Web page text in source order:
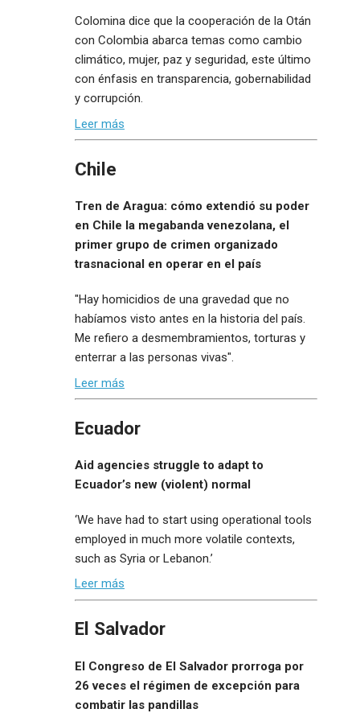
Colomina dice que la cooperación de la Otán
con Colombia abarca temas como cambio
climático, mujer, paz y seguridad, este último
con énfasis en transparencia, gobernabilidad
y corrupción.
Leer más
Chile
Tren de Aragua: cómo extendió su poder
en Chile la megabanda venezolana, el
primer grupo de crimen organizado
trasnacional en operar en el país
"Hay homicidios de una gravedad que no
habíamos visto antes en la historia del país.
Me refiero a desmembramientos, torturas y
enterrar a las personas vivas".
Leer más
Ecuador
Aid agencies struggle to adapt to
Ecuador’s new (violent) normal
‘We have had to start using operational tools
employed in much more volatile contexts,
such as Syria or Lebanon.’
Leer más
El Salvador
El Congreso de El Salvador prorroga por
26 veces el régimen de excepción para
combatir las pandillas